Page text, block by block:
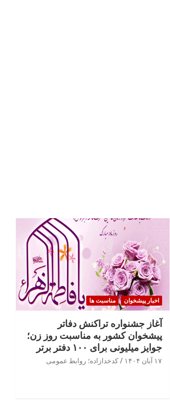
اخبار پیشخوان مناسبت ها
آغاز جشنواره تراکنش دفاتر
پیشخوان کشور به مناسبت روز زن؛
جوایز میلیونی برای ۱۰۰ دفتر برتر
۱۷ آبان ۱۴۰۴ کدخدازاده؛ روابط عمومی